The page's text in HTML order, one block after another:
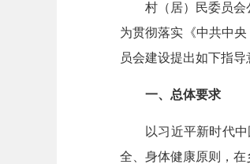
村（居）民委员会
为贯彻落实《中共中
员会建设提出如下指导
一、总体要求
以习近平新时代
全、身体健康原则，